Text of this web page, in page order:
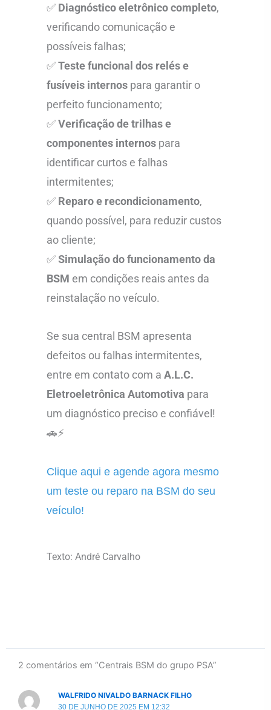
✅ Diagnóstico eletrônico completo,
verificando comunicação e
possíveis falhas;
✅Teste funcional dos relés e
fusíveis internos para garantir o
perfeito funcionamento;
✅Verificação de trilhas e
componentes internos para
identificar curtos e falhas
intermitentes;
✅ Reparo e recondicionamento,
quando possível, para reduzir custos
ao cliente;
✅Simulação do funcionamento da
BSM em condições reais antes da
reinstalação no veículo.
Se sua central BSM apresenta
defeitos ou falhas intermitentes,
entre em contato com aA.L.C.
Eletroeletrônica Automotiva para
um diagnóstico preciso e confiável!
🚗⚡
Clique aqui e agende agora mesmo
um teste ou reparo na BSM do seu
veículo!
Texto: André Carvalho
2 comentários em “Centrais BSM do grupo PSA”
WALFRIDO NIVALDO BARNACK FILHO
30 DE JUNHO DE 2025 EM 12:32